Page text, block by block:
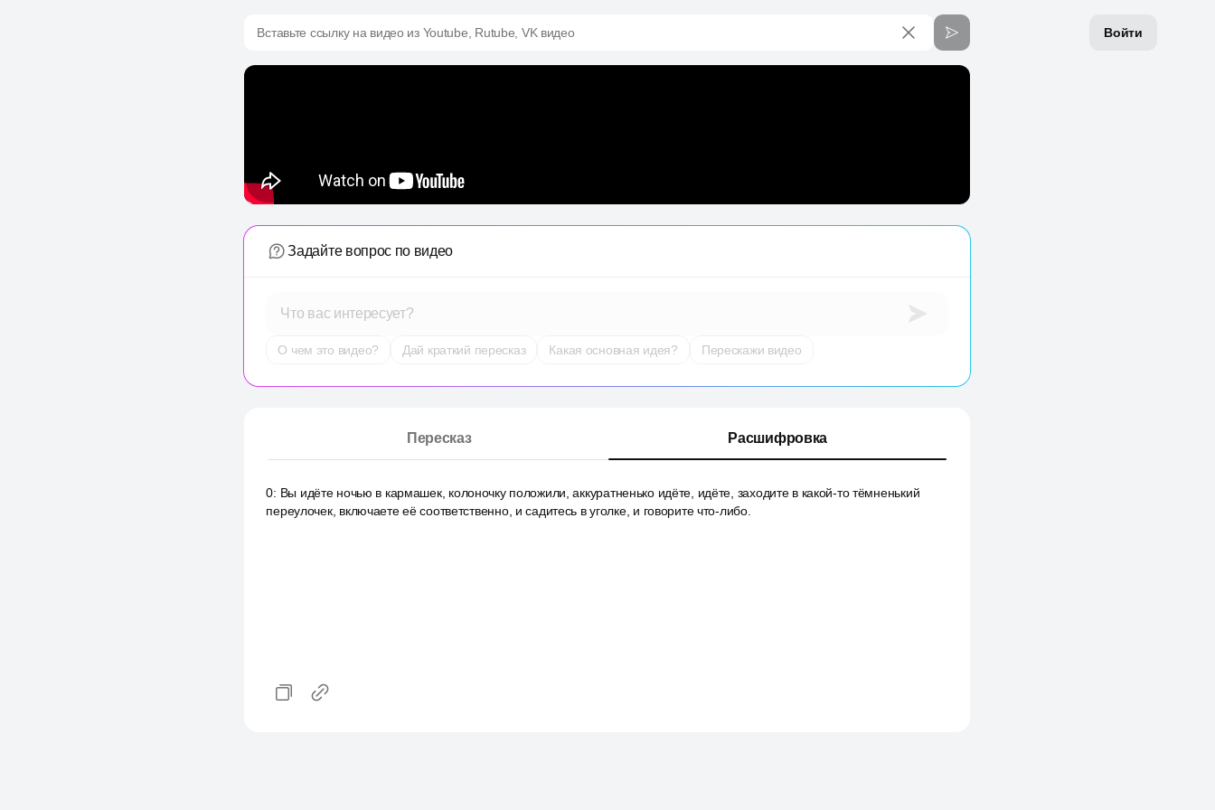
Войти
Вставьте ссылку на видео из Youtube, Rutube, VK видео
Задайте вопрос по видео
Что вас интересует?
О чем это видео? Дай краткий пересказ Какая основная идея? Перескажи видео
Пересказ Расшифровка
0: Вы идёте ночью в кармашек, колоночку положили, аккуратненько идёте, идёте, заходите в какой-то тёмненький
переулочек, включаете её соответственно, и садитесь в уголке, и говорите что-либо.